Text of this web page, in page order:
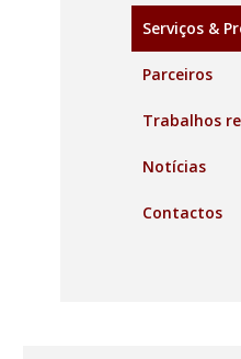
Serviços &
Parceiros
Trabalhos
Notícias
Contactos